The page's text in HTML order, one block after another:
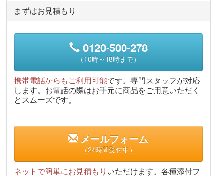
まずはお見積もり
0120-500-278
（10時～18時まで）
携帯電話からもご利用可能です。専門スタッフが対応
します。お電話の際はお手元に商品をご用意いただく
とスムーズです。
メールフォーム
（24時間受付中）
ネットで簡単にお見積もり いただけます。各種添付フ